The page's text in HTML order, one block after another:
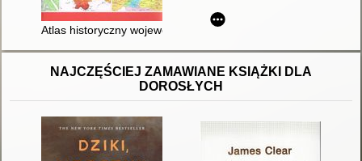
Atlas historyczny województwa krakowskiego
NAJCZĘŚCIEJ ZAMAWIANE KSIĄŻKI DLA
DOROSŁYCH